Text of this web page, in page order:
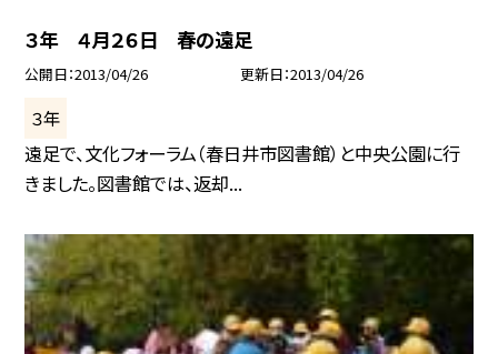
３年 ４月２６日 春の遠足
公開日 2013/04/26 更新日 2013/04/26
３年
遠足で、文化フォーラム（春日井市図書館）と中央公園に行
きました。図書館では、返却...